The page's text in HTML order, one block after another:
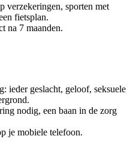
verzekeringen, sporten met
fietsplan.
na 7 maanden.
ieder geslacht, geloof, seksuele
nodig, een baan in de zorg
je mobiele telefoon.